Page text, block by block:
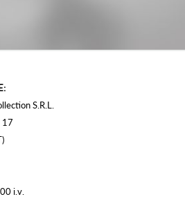
S.R.L.
17
i.v.